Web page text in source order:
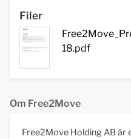
Filer
18.pdf
Om Free2Move
Free2Move Holding AB